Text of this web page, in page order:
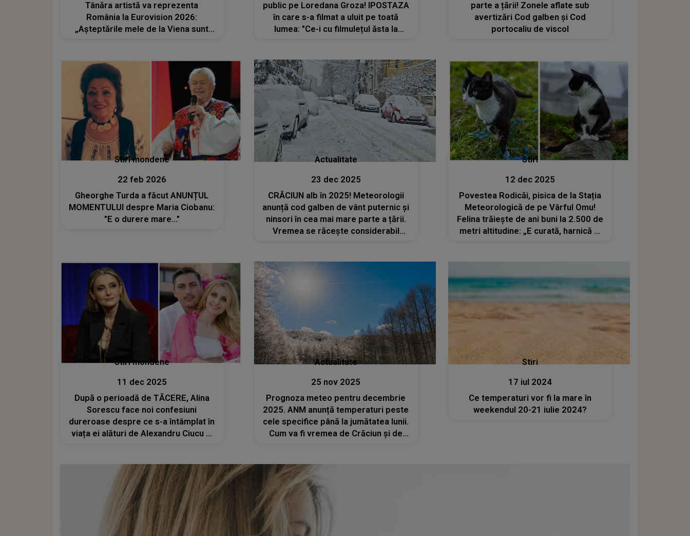
Tânăra artistă va reprezenta
România la Eurovision 2026:
„Așteptările mele de la Viena sunt
Ea a studiat fizica și a câștigat un
concurs de talente
public pe Loredana Groza! IPOSTAZA
în care s-a filmat a uluit pe toată
lumea: "Ce-i cu filmulețul ăsta la
parte a țării! Zonele aflate sub
avertizări Cod galben și Cod
portocaliu de viscol
Stiri mondene
22 feb 2026
Gheorghe Turda a făcut ANUNȚUL
MOMENTULUI despre Maria Ciobanu:
"E o durere mare..."
Actualitate
23 dec 2025
CRĂCIUN alb în 2025! Meteorologii
anunță cod galben de vânt puternic și
ninsori în cea mai mare parte a țării.
Vremea se răcește considerabil
Stiri
12 dec 2025
Povestea Rodicăi, pisica de la Stația
Meteorologică de pe Vârful Omu!
Felina trăiește de ani buni la 2.500 de
metri altitudine: „E curată, harnică şi
Stiri mondene
11 dec 2025
După o perioadă de TĂCERE, Alina
Sorescu face noi confesiuni
dureroase despre ce s-a întâmplat în
viața ei alături de Alexandru Ciucu și
așa, mă acuza că..."CE A FĂCUT
pentru a o controla
Actualitate
25 nov 2025
Prognoza meteo pentru decembrie
2025. ANM anunță temperaturi peste
cele specifice până la jumătatea lunii.
Cum va fi vremea de Crăciun și de
Stiri
17 iul 2024
Ce temperaturi vor fi la mare în
weekendul 20-21 iulie 2024?